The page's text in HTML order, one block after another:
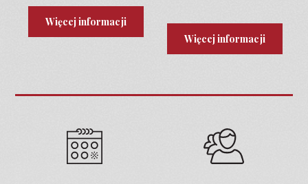
Więcej informacji
Więcej informacji